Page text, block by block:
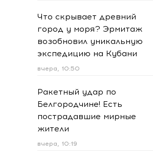
Что скрывает древний
город у моря? Эрмитаж
возобновил уникальную
экспедицию на Кубани
вчера, 10:50
Ракетный удар по
Белгородчине! Есть
пострадавшие мирные
жители
вчера, 10:19